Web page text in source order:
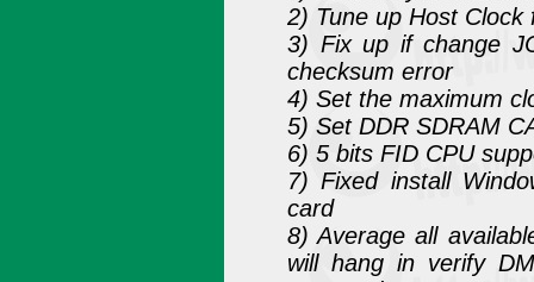
2) Tune up Host
3) Fix up if change
checksum error
4) Set the maximum
5) Set DDR SDRAM
6) 5 bits FID CPU
7) Fixed install
card
8) Average all
will hang in verify